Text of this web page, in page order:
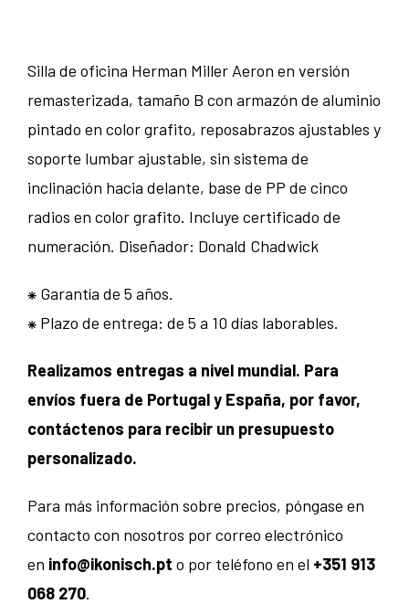
Silla de oficina Herman Miller Aeron en versión
remasterizada, tamaño B con armazón de aluminio
pintado en color grafito, reposabrazos ajustables y
soporte lumbar ajustable, sin sistema de
inclinación hacia delante, base de PP de cinco
radios en color grafito. Incluye certificado de
numeración. Diseñador: Donald Chadwick
⁕ Garantía de 5 años.
⁕ Plazo de entrega: de 5 a 10 días laborables.
Realizamos entregas a nivel mundial. Para
envíos fuera de Portugal y España, por favor,
contáctenos para recibir un presupuesto
personalizado.
Para más información sobre precios, póngase en
contacto con nosotros por correo electrónico
en info@ikonisch.pt o por teléfono en el +351 913
068 270.